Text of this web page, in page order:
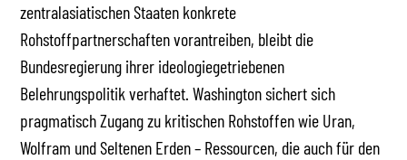
zentralasiatischen Staaten konkrete
Rohstoffpartnerschaften vorantreiben, bleibt die
Bundesregierung ihrer ideologiegetriebenen
Belehrungspolitik verhaftet. Washington sichert sich
pragmatisch Zugang zu kritischen Rohstoffen wie Uran,
Wolfram und Seltenen Erden – Ressourcen, die auch für den